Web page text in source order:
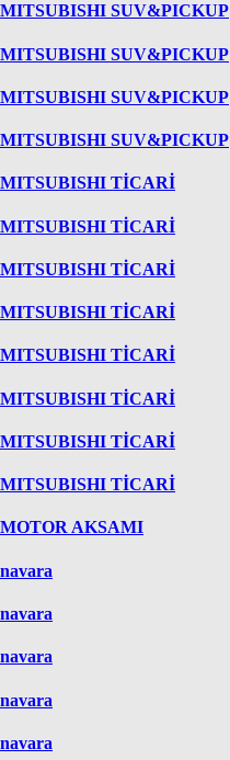
MITSUBISHI SUV&PICKUP
MITSUBISHI SUV&PICKUP
MITSUBISHI SUV&PICKUP
MITSUBISHI SUV&PICKUP
MITSUBISHI TİCARİ
MITSUBISHI TİCARİ
MITSUBISHI TİCARİ
MITSUBISHI TİCARİ
MITSUBISHI TİCARİ
MITSUBISHI TİCARİ
MITSUBISHI TİCARİ
MITSUBISHI TİCARİ
MOTOR AKSAMI
navara
navara
navara
navara
navara